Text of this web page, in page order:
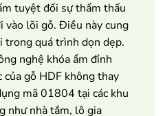
tuyệt đối sự thẩm thấu
vào lõi gỗ. Điều này cung
trong quá trình dọn dẹp.
nghệ khóa ẩm đỉnh
gỗ HDF không thay
mã 01804 tại các khu
như nhà tắm, lô gia